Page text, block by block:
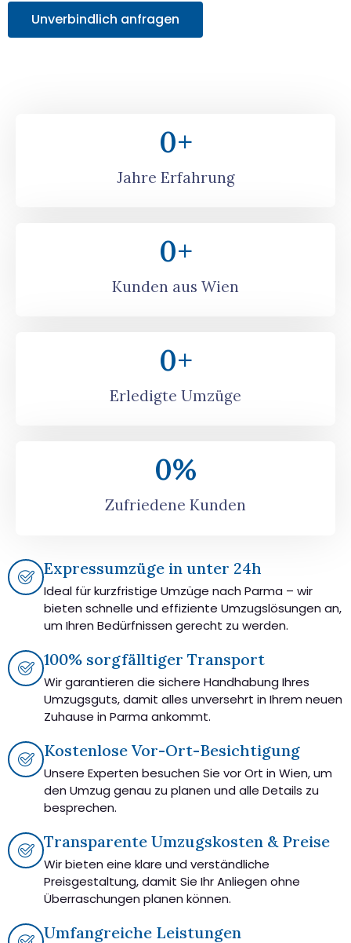
Unverbindlich anfragen
Jahre Erfahrung
0+
Kunden aus Wien
0+
Erledigte Umzüge
0+
Zufriedene Kunden
0%
Expressumzüge in unter 24h
Ideal für kurzfristige Umzüge nach Parma – wir
bieten schnelle und effiziente Umzugslösungen an,
um Ihren Bedürfnissen gerecht zu werden.
100% sorgfälltiger Transport
Wir garantieren die sichere Handhabung Ihres
Umzugsguts, damit alles unversehrt in Ihrem neuen
Zuhause in Parma ankommt.
Kostenlose Vor-Ort-Besichtigung
Unsere Experten besuchen Sie vor Ort in Wien, um
den Umzug genau zu planen und alle Details zu
besprechen.
Transparente Umzugskosten & Preise
Wir bieten eine klare und verständliche
Preisgestaltung, damit Sie Ihr Anliegen ohne
Überraschungen planen können.
Umfangreiche Leistungen